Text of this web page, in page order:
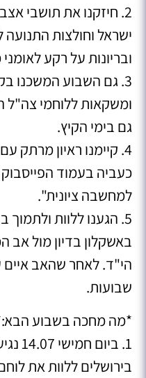
2. חיזקנו את תושבי
ישראל וחולצות
ובריונות על רקע
3. גם השבוע המשכנו
ומשקאות ללוחמי צה"ל
גם בימי הקיץ.
4. קיימנו ראיון מרתק
כעביה בעמוד
למחשבה ציונית".
5. הגענו ללוות
באשקלון בדיון מול אב
הי"ד. לאחר שהאב איים
שבועות.
*מה מחכה בשבוע
1.
בירושלים ללוות את